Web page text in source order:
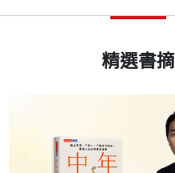
精選書摘